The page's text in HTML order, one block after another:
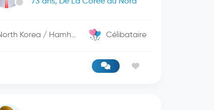
North Korea / Hamhung Célibataire